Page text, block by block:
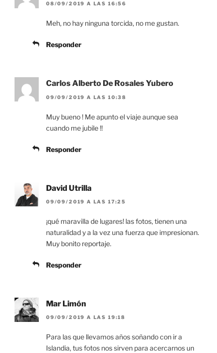
08/09/2019 A LAS 16:56
Meh, no hay ninguna torcida, no me gustan.
Responder
Carlos Alberto De Rosales Yubero
09/09/2019 A LAS 10:38
Muy bueno ! Me apunto el viaje aunque sea
cuando me jubile !!
Responder
David Utrilla
09/09/2019 A LAS 17:25
¡qué maravilla de lugares! las fotos, tienen una
naturalidad y a la vez una fuerza que impresionan.
Muy bonito reportaje.
Responder
Mar Limón
09/09/2019 A LAS 19:18
Para las que llevamos años soñando con ir a
Islandia, tus fotos nos sirven para acercarnos un